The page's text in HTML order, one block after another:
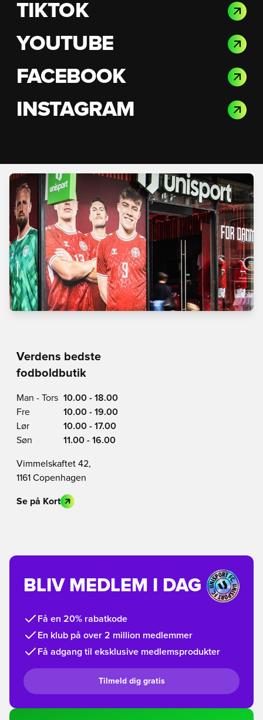
TIKTOK
YOUTUBE
FACEBOOK
INSTAGRAM
Verdens bedste
fodboldbutik
Man - Tors 10.00 - 18.00
Fre
10.00 - 19.00
Lør
10.00 - 17.00
Søn
11.00 - 16.00
Vimmelskaftet 42,
1161 Copenhagen
Se på Kort
BLIV MEDLEM I DAG
Få en 20% rabatkode
En klub på over 2 million medlemmer
Få adgang til eksklusive medlemsprodukter
Tilmeld dig gratis